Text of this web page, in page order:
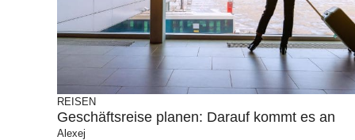
REISEN
Geschäftsreise planen: Darauf kommt es an
Alexej